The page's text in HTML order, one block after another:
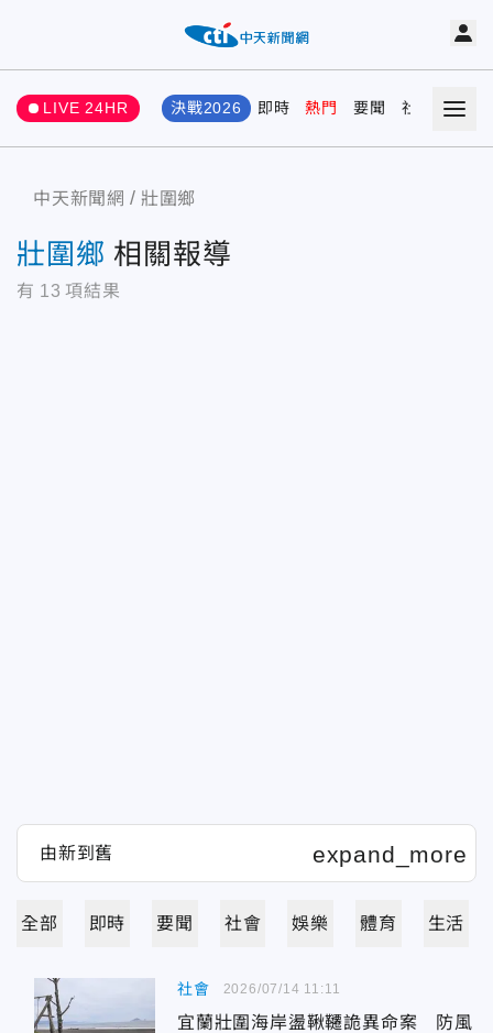
LIVE 24HR 決戰2026 即時 熱門 要聞 社會 娛樂
中天新聞網 壯圍鄉
壯圍鄉 相關報導
有 13 項結果
全部 即時 要聞 社會 娛樂 體育 生活
社會
宜蘭壯圍海岸盪鞦韆詭異命案 防風
2026/07/14 11:11